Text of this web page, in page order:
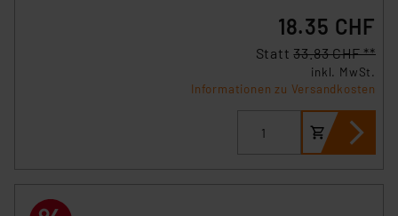
18.35 CHF
Statt33.83 CHF **
inkl. MwSt.
Informationen zu Versandkosten